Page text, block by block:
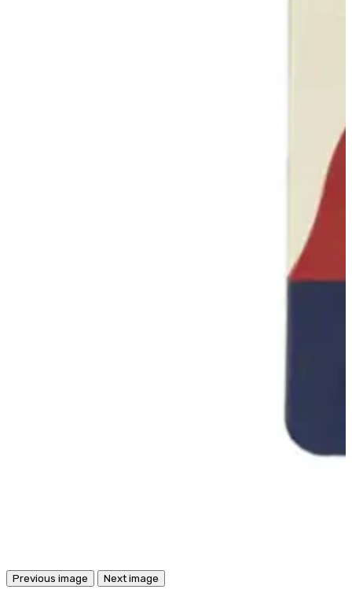
Previous image Next image